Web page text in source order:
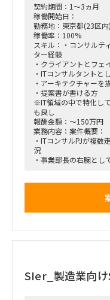
ン。
・決定事項をドキュメ
開、必要なQA対応を実
■稼働開始日：2025年
■契約期間：四半期毎
援。
■働き方/勤務場所：オ
リモートのハイブリッ
クトルームにオンサイ
3月～7月はオンサイト
■備考：
国内のGoLiveは2026
直近2025年3月-7月で
契約期間：1～3ヵ月
稼働開始日：
勤務地：東京都(23区内)
稼働率：100%
スキル：・コンサルテ
ター経験
・クライアントとフェ
・ITコンサルタントと
・アーキテクチャーを
・提案書が書ける方
※IT領域の中で特化し
も良し
報酬金額：～150万円
業務内容：案件概要：
・ITコンサルPJが複数
況
・事業部長の右腕とし
SIer_製造業向け